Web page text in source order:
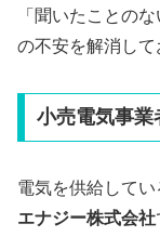
「聞いたことの
の不安を解消して
小売電気事業
電気を供給してい
エナジー株式会社